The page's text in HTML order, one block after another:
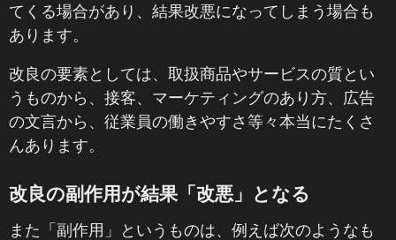
てくる場合があり、結果改悪になってしまう場合も
あります。
改良の要素としては、取扱商品やサービスの質とい
うものから、接客、マーケティングのあり方、広告
の文言から、従業員の働きやすさ等々本当にたくさ
んあります。
改良の副作用が結果「改悪」となる
また「副作用」というものは、例えば次のようなも